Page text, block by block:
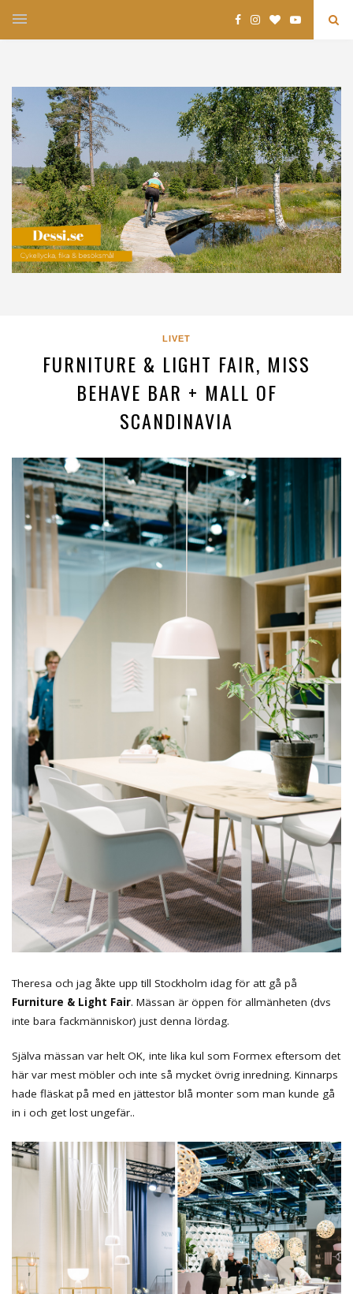
LIVET
FURNITURE & LIGHT FAIR, MISS
BEHAVE BAR + MALL OF
SCANDINAVIA
Theresa och jag åkte upp till Stockholm idag för att gå på
Furniture & Light Fair. Mässan är öppen för allmänheten (dvs
inte bara fackmänniskor) just denna lördag.
Själva mässan var helt OK, inte lika kul som Formex eftersom det
här var mest möbler och inte så mycket övrig inredning. Kinnarps
hade fläskat på med en jättestor blå monter som man kunde gå
in i och get lost ungefär..